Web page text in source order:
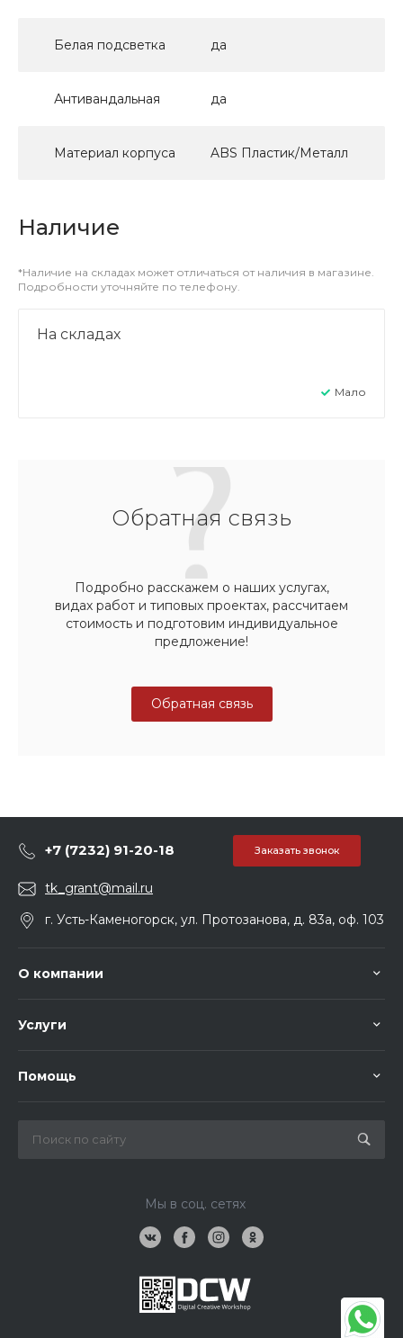
Белая подсветка да
Антивандальная да
Материал корпуса ABS Пластик/Металл
Наличие
*Наличие на складах может отличаться от наличия в магазине.
Подробности уточняйте по телефону.
На складах
Мало
Обратная связь
Подробно расскажем о наших услугах,
видах работ и типовых проектах, рассчитаем
стоимость и подготовим индивидуальное
предложение!
Обратная связь
+7 (7232) 91-20-18 Заказать звонок
tk_grant@mail.ru
г. Усть-Каменогорск, ул. Протозанова, д. 83а, оф. 103
О компании
Услуги
Помощь
Мы в соц. сетях